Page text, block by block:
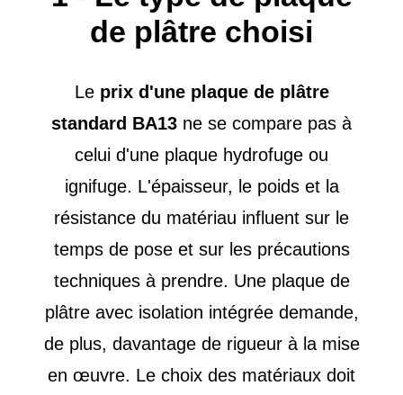
de plâtre choisi
Le prix d'une plaque de plâtre
standard BA13 ne se compare pas à
celui d'une plaque hydrofuge ou
ignifuge. L'épaisseur, le poids et la
résistance du matériau influent sur le
temps de pose et sur les précautions
techniques à prendre. Une plaque de
plâtre avec isolation intégrée demande,
de plus, davantage de rigueur à la mise
en œuvre. Le choix des matériaux doit